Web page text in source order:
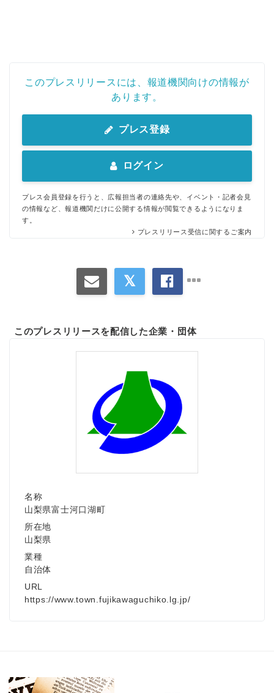
このプレスリリースには、報道機関向けの情報が
あります。
プレス登録
ログイン
プレス会員登録を行うと、広報担当者の連絡先や、イベント・記者会見
の情報など、報道機関だけに公開する情報が閲覧できるようになりま
す。
プレスリリース受信に関するご案内
このプレスリリースを配信した企業・団体
名称
山梨県富士河口湖町
所在地
山梨県
業種
自治体
URL
https://www.town.fujikawaguchiko.lg.jp/